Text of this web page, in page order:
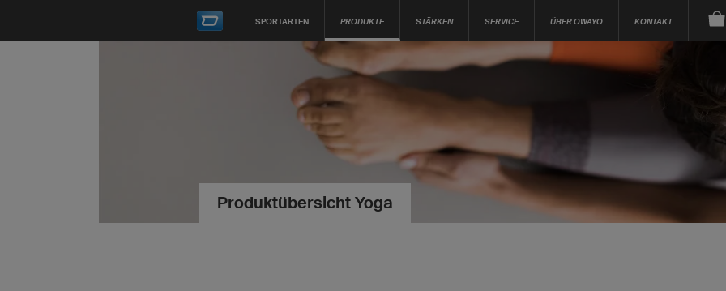
SPORTARTEN PRODUKTE STÄRKEN SERVICE ÜBER OWAYO KONTAKT
Produktübersicht Yoga